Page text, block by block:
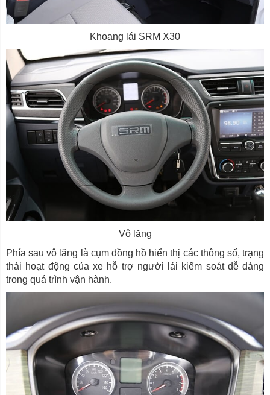
Khoang lái SRM X30
Vô lăng
Phía sau vô lăng là cụm đồng hồ hiển thị các thông số, trạng
thái hoạt động của xe hỗ trợ người lái kiểm soát dễ dàng
trong quá trình vận hành.